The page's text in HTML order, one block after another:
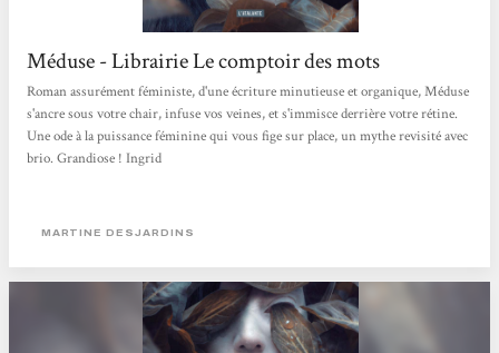
Méduse - Librairie Le comptoir des mots
Roman assurément féministe, d'une écriture minutieuse et organique, Méduse
s'ancre sous votre chair, infuse vos veines, et s'immisce derrière votre rétine.
Une ode à la puissance féminine qui vous fige sur place, un mythe revisité avec
brio. Grandiose ! Ingrid
MARTINE DESJARDINS